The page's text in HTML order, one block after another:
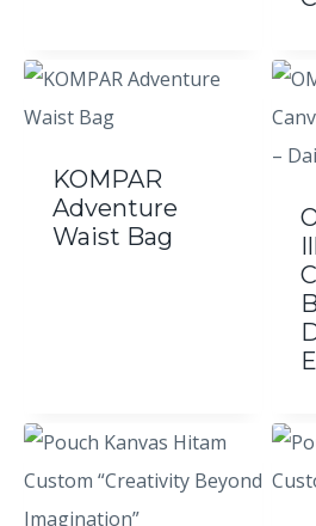
KOMPAR
Adventure
Waist Bag